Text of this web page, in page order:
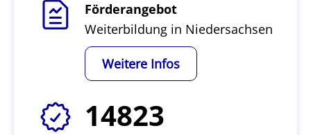
Förderangebot
Weiterbildung in Niedersachsen
Weitere Infos
14823